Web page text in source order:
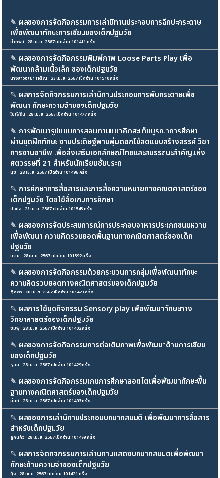
✎ ผลของการจัดกิจกรรมการเล่านิทานประกอบการฉีกปะกระดาษ
เพื่อพัฒนาทักษะการเขียนของเด็กปฐมวัย
น้ำทิพย์ : 28 เม.ย. 2567 เปิดอ่าน 101411 ครั้ง
✎ ผลของการจัดกิจกรรมพิมพ์ภาพ Loose Parts Play เพื่อ
พัฒนากล้ามเนื้อเล็ก ของเด็กปฐมวัย
นางสาวฮัสมา เจริญ : 28 เม.ย. 2567 เปิดอ่าน 101510 ครั้ง
✎ ผลการจัดกิจกรรมการเล่านิทานประกอบการพับกระดาษเพื่อ
พัฒนา ทักษะความจำของเด็กปฐมวัย
ใบเฟิร์น : 28 เม.ย. 2567 เปิดอ่าน 101477 ครั้ง
✎ การพัฒนารูปแบบการสอนตามแนวคิดสะเต็มบูรณาการศึกษา
ผ่านชุดฝึกทักษะ งานประดิษฐ์พานพุ่มดอกไม้สดแบบสร้างสรรค์ วิชา
การงานอาชีพ เพื่อส่งเสริมเอกลักษณ์ไทยและสมรรถนะสำคัญแห่ง
ศตวรรษที่ 21 สำหรับนักเรียนชั้นประถ
นุช : 28 เม.ย. 2567 เปิดอ่าน 101496 ครั้ง
✎ การศึกษาการสื่อสารและการสื่อความหมายทางคณิตศาสตร์ของ
เด็กปฐมวัย โดยใช้สื่อเกมการศึกษา
ปอปอ : 28 เม.ย. 2567 เปิดอ่าน 101545 ครั้ง
✎ ผลของการจัดประสบการณ์การประกอบอาหารประเภทขนมหวาน
เพื่อพัฒนา ความคิดรวบยอดพื้นฐานทางคณิตศาสตร์ของเด็ก
ปฐมวัย
แตน : 28 เม.ย. 2567 เปิดอ่าน 101392 ครั้ง
✎ ผลของการจัดกิจกรรมด้วยกระบวนการกลุ่มเพื่อพัฒนาทักษะ
ความคิดรวบยอดทางคณิตศาสตร์ของเด็กปฐมวัย
ตุ๊กตา : 28 เม.ย. 2567 เปิดอ่าน 101423 ครั้ง
✎ ผลการใช้ชุดกิจกรรม Sensory play เพื่อพัฒนาทักษะทาง
วิทยาศาสตร์ของเด็กปฐมวัย
ชมพู : 28 เม.ย. 2567 เปิดอ่าน 101402 ครั้ง
✎ ผลของการจัดกิจกรรมการต่อเติมภาพเพื่อพัฒนาด้านการเขียน
ของเด็กปฐมวัย
รุสมี : 28 เม.ย. 2567 เปิดอ่าน 101429 ครั้ง
✎ ผลของการจัดกิจกรรมเกมการศึกษาลอตโตเพื่อพัฒนาทักษะพื้น
ฐานทางคณิตศาสตร์ของเด็กปฐมวัย
มิ้นท์ : 28 เม.ย. 2567 เปิดอ่าน 101493 ครั้ง
✎ ผลของการเล่านิทานประกอบบทบาทสมมติ เพื่อพัฒนาการสื่อสาร
สำหรับเด็กปฐมวัย
ลูกแก้ว : 28 เม.ย. 2567 เปิดอ่าน 101499 ครั้ง
✎ ผลการจัดกิจกรรมการเล่านิทานแสดงบทบาทสมมติเพื่อพัฒนา
ทักษะด้านความจำของเด็กปฐมวัย
กุ้ง : 28 เม.ย. 2567 เปิดอ่าน 101421 ครั้ง